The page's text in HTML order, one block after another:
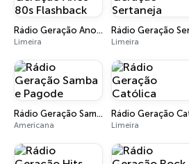
Rádio Geração Anos 80s Flashback
Limeira Limeira
Rádio Geração Samba e Pagode
Americana Limeira